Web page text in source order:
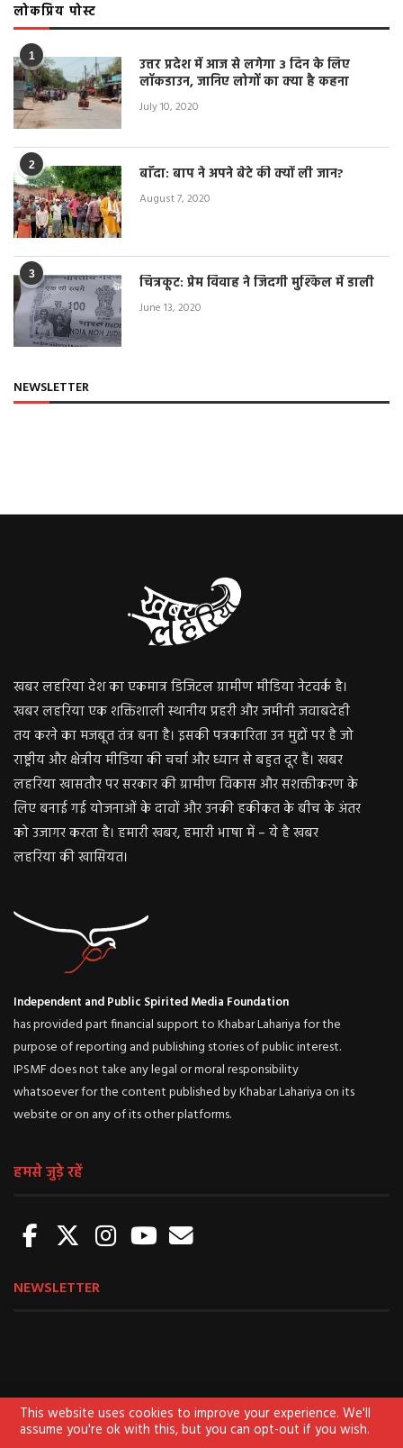
लोकप्रिय पोस्ट
1
उत्तर प्रदेश में आज से लगेगा 3 दिन के लिए
लॉकडाउन, जानिए लोगों का क्या है कहना
July 10, 2020
2 बाँदा: बाप ने अपने बेटे की क्यों ली जान?
August 7, 2020
3 चित्रकूट: प्रेम विवाह ने जिंदगी मुश्किल में डाली
June 13, 2020
NEWSLETTER
खबर लहरिया देश का एकमात्र डिजिटल ग्रामीण मीडिया नेटवर्क है।
खबर लहरिया एक शक्तिशाली स्थानीय प्रहरी और जमीनी जवाबदेही
तय करने का मजबूत तंत्र बना है। इसकी पत्रकारिता उन मुद्दों पर है जो
राष्ट्रीय और क्षेत्रीय मीडिया की चर्चा और ध्यान से बहुत दूर हैं। खबर
लहरिया खासतौर पर सरकार की ग्रामीण विकास और सशक्तीकरण के
लिए बनाई गई योजनाओं के दावों और उनकी हकीकत के बीच के अंतर
को उजागर करता है। हमारी खबर, हमारी भाषा में – ये है खबर
लहरिया की खासियत।
Independent and Public Spirited Media Foundation
has provided part financial support to Khabar Lahariya for the
purpose of reporting and publishing stories of public interest.
IPSMF does not take any legal or moral responsibility
whatsoever for the content published by Khabar Lahariya on its
website or on any of its other platforms.
हमसे जुड़े रहें
NEWSLETTER
About us Sign Up for Newsletter
Contact us
Terms of use
Privacy Policy Disclaimer
This website uses cookies to improve your experience. We'll
assume you're ok with this, but you can opt-out if you wish.